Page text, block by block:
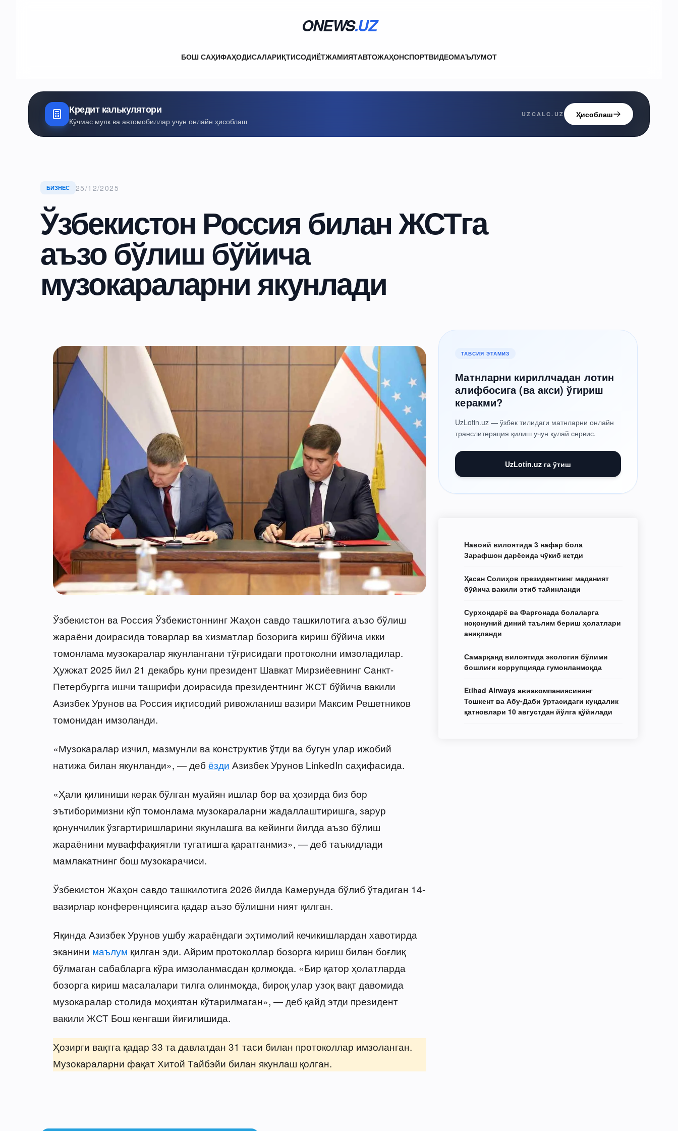
ONEWS.UZ
БОШ САҲИФАҲОДИСАЛАРИҚТИСОДИЁТЖАМИЯТАВТОЖАҲОНСПОРТВИДЕОМАЪЛУМОТ
Кредит калькулятори
Кўчмас мулк ва автомобиллар учун онлайн ҳисоблаш
UZCALC.UZ Ҳисоблаш
БИЗНЕС 25/12/2025
Ўзбекистон Россия билан ЖСТга
аъзо бўлиш бўйича
музокараларни якунлади
Ўзбекистон ва Россия Ўзбекистоннинг Жаҳон савдо ташкилотига аъзо бўлиш
жараёни доирасида товарлар ва хизматлар бозорига кириш бўйича икки
томонлама музокаралар якунлангани тўғрисидаги протоколни имзоладилар.
Ҳужжат 2025 йил 21 декабрь куни президент Шавкат Мирзиёевнинг Санкт-
Петербургга ишчи ташрифи доирасида президентнинг ЖСТ бўйича вакили
Азизбек Урунов ва Россия иқтисодий ривожланиш вазири Максим Решетников
томонидан имзоланди.
«Музокаралар изчил, мазмунли ва конструктив ўтди ва бугун улар ижобий
натижа билан якунланди», — деб ёзди Азизбек Урунов LinkedIn саҳифасида.
«Ҳали қилиниши керак бўлган муайян ишлар бор ва ҳозирда биз бор
эътиборимизни кўп томонлама музокараларни жадаллаштиришга, зарур
қонунчилик ўзгартиришларини якунлашга ва кейинги йилда аъзо бўлиш
жараёнини муваффақиятли тугатишга қаратганмиз», — деб таъкидлади
мамлакатнинг бош музокарачиси.
Ўзбекистон Жаҳон савдо ташкилотига 2026 йилда Камерунда бўлиб ўтадиган 14-
вазирлар конференциясига қадар аъзо бўлишни ният қилган.
Яқинда Азизбек Урунов ушбу жараёндаги эҳтимолий кечикишлардан хавотирда
эканини маълум қилган эди. Айрим протоколлар бозорга кириш билан боғлиқ
бўлмаган сабабларга кўра имзоланмасдан қолмоқда. «Бир қатор ҳолатларда
бозорга кириш масалалари тилга олинмоқда, бироқ улар узоқ вақт давомида
музокаралар столида моҳиятан кўтарилмаган», — деб қайд этди президент
вакили ЖСТ Бош кенгаши йиғилишида.
Ҳозирги вақтга қадар 33 та давлатдан 31 таси билан протоколлар имзоланган.
Музокараларни фақат Хитой Тайбэйи билан якунлаш қолган.
ТАВСИЯ ЭТАМИЗ
Матнларни кириллчадан лотин
алифбосига (ва акси) ўгириш
керакми?
UzLotin.uz — ўзбек тилидаги матнларни онлайн
транслитерация қилиш учун қулай сервис.
UzLotin.uz га ўтиш
Навоий вилоятида 3 нафар бола
Зарафшон дарёсида чўкиб кетди
Ҳасан Солиҳов президентнинг маданият
бўйича вакили этиб тайинланди
Сурхондарё ва Фарғонада болаларга
ноқонуний диний таълим бериш ҳолатлари
аниқланди
Самарқанд вилоятида экология бўлими
бошлиғи коррупцияда гумонланмоқда
Etihad Airways авиакомпаниясининг
Тошкент ва Абу-Даби ўртасидаги кундалик
қатновлари 10 августдан йўлга қўйилади